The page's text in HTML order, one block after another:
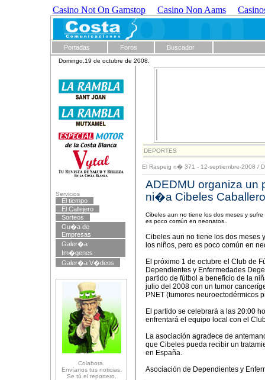
Casino Not On Gamstop Casino Non Aams
Portadas Foros Buscador
Domingo,19 de octubre de 2008.
Servicios
El tiempo
El Callejero
Sorteos
Gu�a de
Empresas
Galer�a
Im�genes
Galer�a V�deos
Colabora.
Envíanos tus noticias.
Se tú el reportero.
DEPORTES
El Raspeig n� 371 - 12-septiembre-2008 /
ADEDMU organiza un
ni�a Cibeles Caballero
Cibeles aun no tiene los dos meses y
es poco común en neonatos..
Cibeles aun no tiene los dos meses
los niños, pero es poco común en
El próximo 1 de octubre el Club de
Dependientes y Enfermedades
partido de fútbol a beneficio de la
julio del 2008 con un tumor
PNET (tumores neuroectodérmicos
El partido se celebrará a las 20:00
enfrentará el equipo local con el
La asociación agradece de
que Cibeles pueda recibir un
en España.
Asociación de Dependientes y